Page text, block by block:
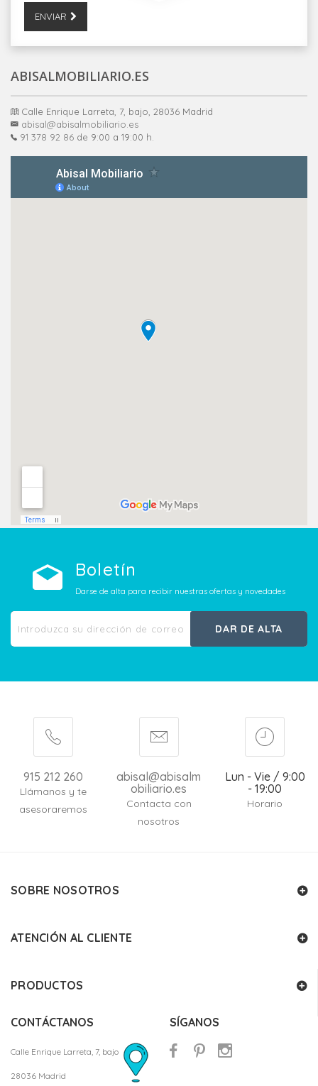
ENVIAR
ABISALMOBILIARIO.ES
Calle Enrique Larreta, 7, bajo, 28036 Madrid
abisal@abisalmobiliario.es
91 378 92 86 de 9:00 a 19:00 h.
Boletín
Darse de alta para recibir nuestras ofertas y novedades
DAR DE ALTA
915 212 260
Llámanos y te
asesoraremos
abisal@abisalm
obiliario.es
Contacta con
nosotros
Lun - Vie / 9:00
- 19:00
Horario
SOBRE NOSOTROS
ATENCIÓN AL CLIENTE
PRODUCTOS
CONTÁCTANOS
Calle Enrique Larreta, 7, bajo
28036 Madrid
SÍGANOS